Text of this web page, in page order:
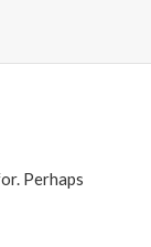
Perhaps